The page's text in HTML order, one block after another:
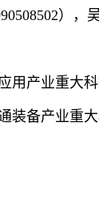
），
用产业重大
装备产业重